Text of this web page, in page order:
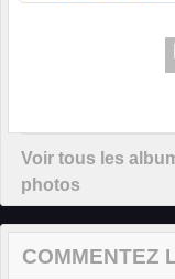
Voir tous les
photos
COMMENTEZ